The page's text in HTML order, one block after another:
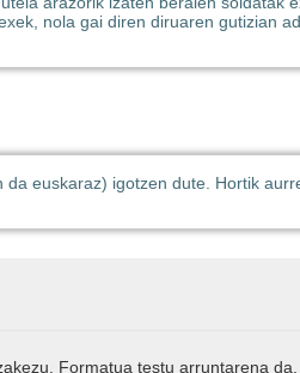
nola gai diren diruaren gutizian
euskaraz) igotzen dute. Hortik
Formatua testu arruntarena